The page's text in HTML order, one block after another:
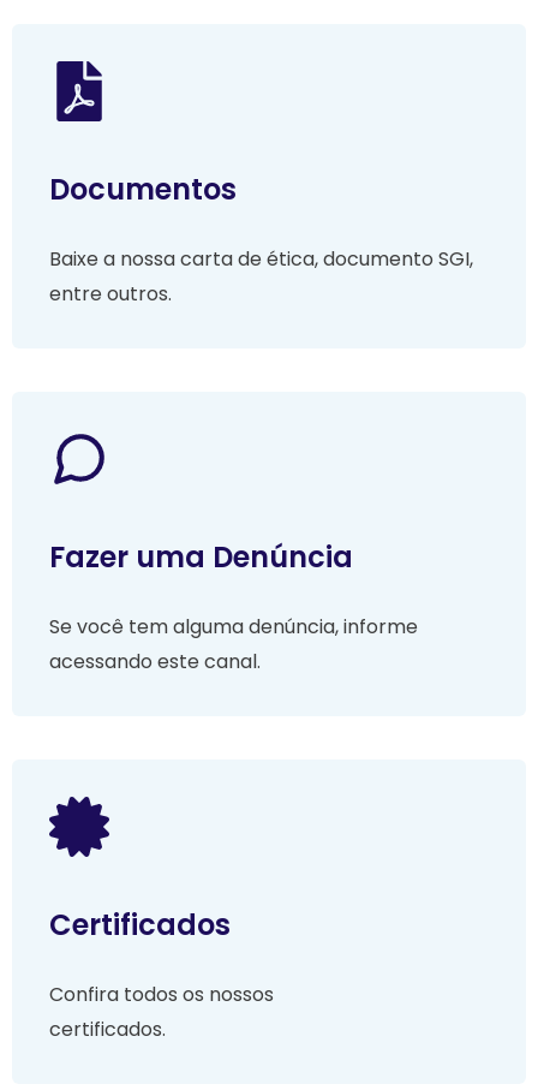
Documentos
Baixe a nossa carta de ética, documento SGI,
entre outros.
Fazer uma Denúncia
Se você tem alguma denúncia, informe
acessando este canal.
Certificados
Confira todos os nossos
certificados.